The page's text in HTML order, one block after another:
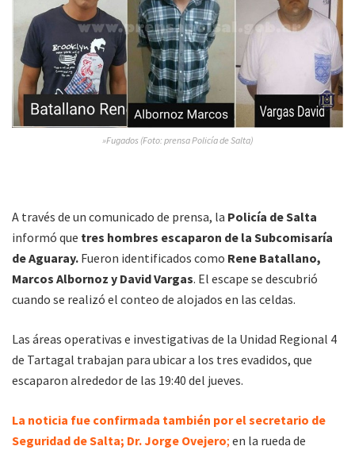
»Fugados (Foto: prensa Policía de Salta)
A través de un comunicado de prensa, la Policía de Salta
informó que tres hombres escaparon de la Subcomisaría
de Aguaray. Fueron identificados como Rene Batallano,
Marcos Albornoz y David Vargas. El escape se descubrió
cuando se realizó el conteo de alojados en las celdas.
Las áreas operativas e investigativas de la Unidad Regional 4
de Tartagal trabajan para ubicar a los tres evadidos, que
escaparon alrededor de las 19:40 del jueves.
La noticia fue confirmada también por el secretario de
Seguridad de Salta; Dr. Jorge Ovejero; en la rueda de